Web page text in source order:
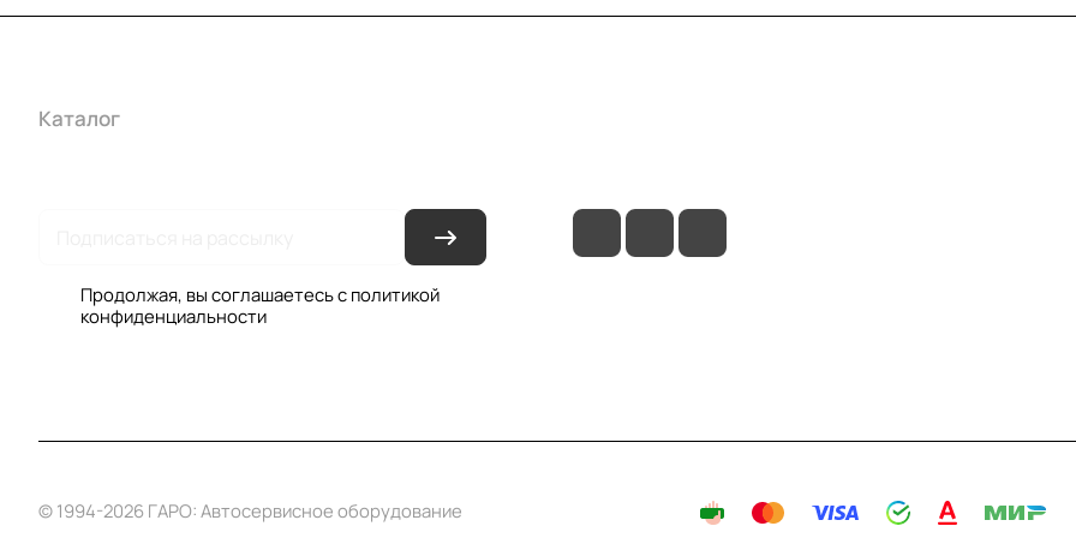
Каталог
Продолжая, вы соглашаетесь с политикой
конфиденциальности
© 1994-2026 ГАРО: Автосервисное оборудование